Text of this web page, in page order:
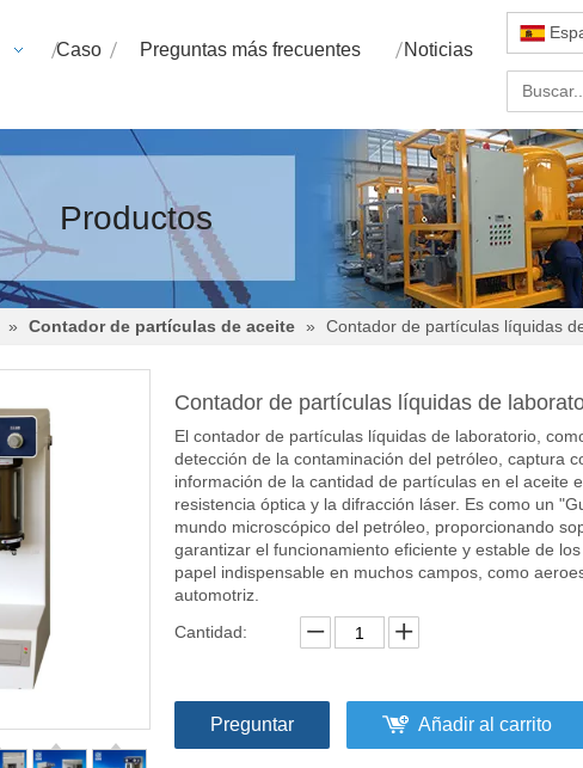
Caso Preguntas más frecuentes Noticias
Productos
» Contador de partículas de aceite » Contador de partículas líquidas
Contador de partículas líquidas de
El contador de partículas líquidas de laboratorio,
detección de la contaminación del petróleo, captura
información de la cantidad de partículas en el aceite
resistencia óptica y la difracción láser. Es como un
mundo microscópico del petróleo, proporcionando
garantizar el funcionamiento eficiente y estable de
papel indispensable en muchos campos, como
automotriz.
Cantidad:
Preguntar Añadir al carrito